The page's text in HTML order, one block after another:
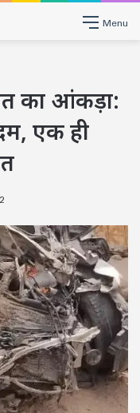
Menu
का आंकड़ा:
एक ही
2